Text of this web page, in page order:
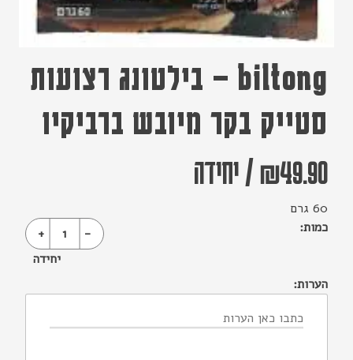
biltong – בילטונג רצועות
סטייק בקר מיובש ברביקיו
₪49.90
/יחידה
60 גרם
כמות:
-
1
+
יחידה
הערות: